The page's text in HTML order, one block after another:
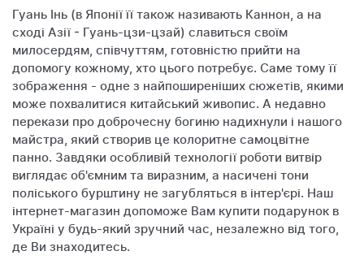
Гуань Інь (в Японії її також називають Каннон, а на
сході Азії - Гуань-цзи-цзай) славиться своїм
милосердям, співчуттям, готовністю прийти на
допомогу кожному, хто цього потребує. Саме тому її
зображення - одне з найпоширеніших сюжетів, якими
може похвалитися китайський живопис. А недавно
перекази про доброчесну богиню надихнули і нашого
майстра, який створив це колоритне самоцвітне
панно. Завдяки особливій технології роботи витвір
виглядає об'ємним та виразним, а насичені тони
поліського бурштину не загубляться в інтер'єрі. Наш
інтернет-магазин допоможе Вам купити подарунок в
Україні у будь-який зручний час, незалежно від того,
де Ви знаходитесь.